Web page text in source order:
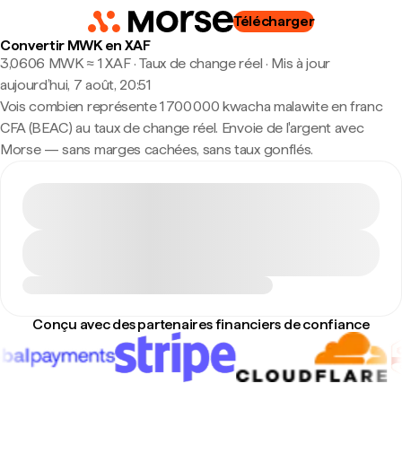
Télécharger
Convertir MWK en XAF
3,0606 MWK ≈ 1 XAF · Taux de change réel · Mis à jour
aujourd’hui, 7 août, 20:51
Vois combien représente 1 700 000 kwacha malawite en franc
CFA (BEAC) au taux de change réel. Envoie de l'argent avec
Morse — sans marges cachées, sans taux gonflés.
Conçu avec des partenaires financiers de confiance